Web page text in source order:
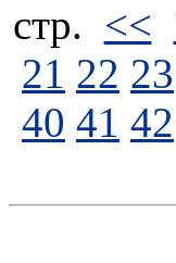
стp. <<
21 22 23
40 41 42